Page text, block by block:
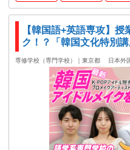
【韓国語+英語専攻】
ク！？「韓国文化特別
専修学校（専門学校）｜東京都 日本外